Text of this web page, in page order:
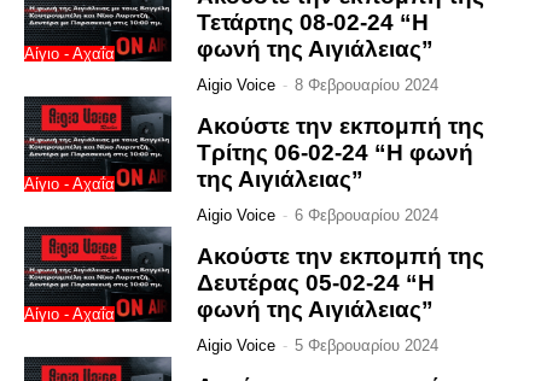
Αίγιο - Αχαΐα
Τετάρτης 08-02-24 “Η
φωνή της Αιγιάλειας”
Aigio Voice - 8 Φεβρουαρίου 2024
Αίγιο - Αχαΐα
Ακούστε την εκπομπή της
Τρίτης 06-02-24 “Η φωνή
της Αιγιάλειας”
Aigio Voice - 6 Φεβρουαρίου 2024
Αίγιο - Αχαΐα
Ακούστε την εκπομπή της
Δευτέρας 05-02-24 “Η
φωνή της Αιγιάλειας”
Aigio Voice - 5 Φεβρουαρίου 2024